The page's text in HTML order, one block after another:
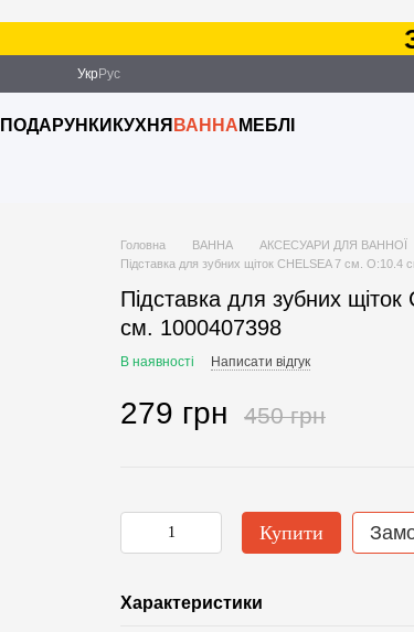
Укр Рус
ПОДАРУНКИ КУХНЯ ВАННА МЕБЛІ
Головна ВАННА АКСЕСУАРИ ДЛЯ ВАННОЇ
Підставка для зубних щіток CHELSEA 7 см. O:10.4
Підставка для зубних
см. 1000407398
В наявності Написати відгук
279 грн 450 грн
Купити
Характеристики